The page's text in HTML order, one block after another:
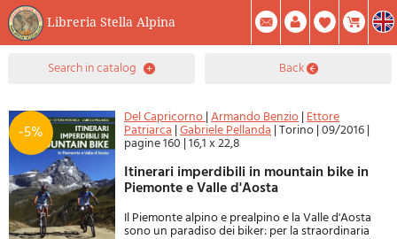
Libreria Stella Alpina
0Item(s) In Your Cart
Summary
Facebook
Create Account Mod. Password
search in catalog back
-5%
Del Capricorno|Armando Benzio|Ettore
Patriarca|Gabriele Pellanda|Torino|09/2016|
pagine 160 |16,1 x 22,8
Itinerari imperdibili in mountain bike in
Piemonte e Valle d'Aosta
Il Piemonte alpino e prealpino e la Valle d'Aosta
sono un paradiso dei biker: per la straordinaria